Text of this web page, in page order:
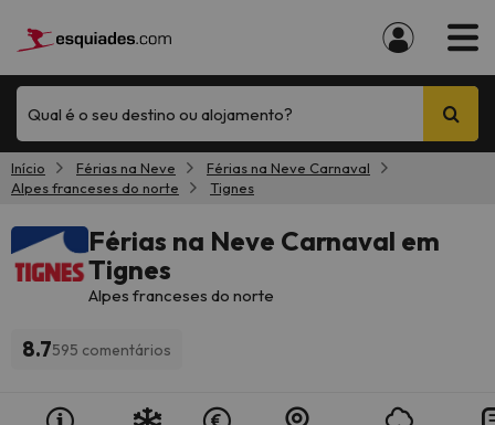
Qual é o seu destino ou alojamento?
Início Férias na Neve
Férias na Neve Carnaval
Alpes franceses do norte
Tignes
Férias na Neve Carnaval em
Tignes
Alpes franceses do norte
8.7595 comentários